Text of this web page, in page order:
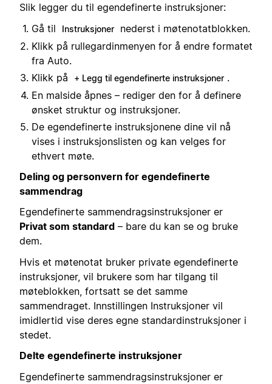
Slik legger du til egendefinerte instruksjoner:
Gå til
Instruksjoner
nederst i møtenotatblokken.
Klikk på rullegardinmenyen for å endre formatet
fra Auto.
Klikk på
+ Legg til egendefinerte instruksjoner .
En malside åpnes – rediger den for å definere
ønsket struktur og instruksjoner.
De egendefinerte instruksjonene dine vil nå
vises i instruksjonslisten og kan velges for
ethvert møte.
Deling og personvern for egendefinerte
sammendrag
Egendefinerte sammendragsinstruksjoner er
Privat som standard – bare du kan se og bruke
dem.
Hvis et møtenotat bruker private egendefinerte
instruksjoner, vil brukere som har tilgang til
møteblokken, fortsatt se det samme
sammendraget. Innstillingen Instruksjoner vil
imidlertid vise deres egne standardinstruksjoner i
stedet.
Delte egendefinerte instruksjoner
Egendefinerte sammendragsinstruksjoner er